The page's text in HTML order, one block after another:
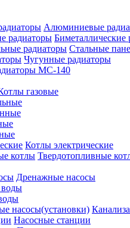
Алюминиевые
Биметаллические
Стальные
Чугунные радиаторы
МС-140
газовые
Котлы электрические
Твердотопливные
Дренажные насосы
воды
Насосные станции